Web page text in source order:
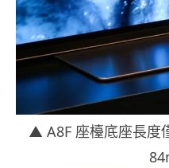
▲ A8F 座檯底座長度